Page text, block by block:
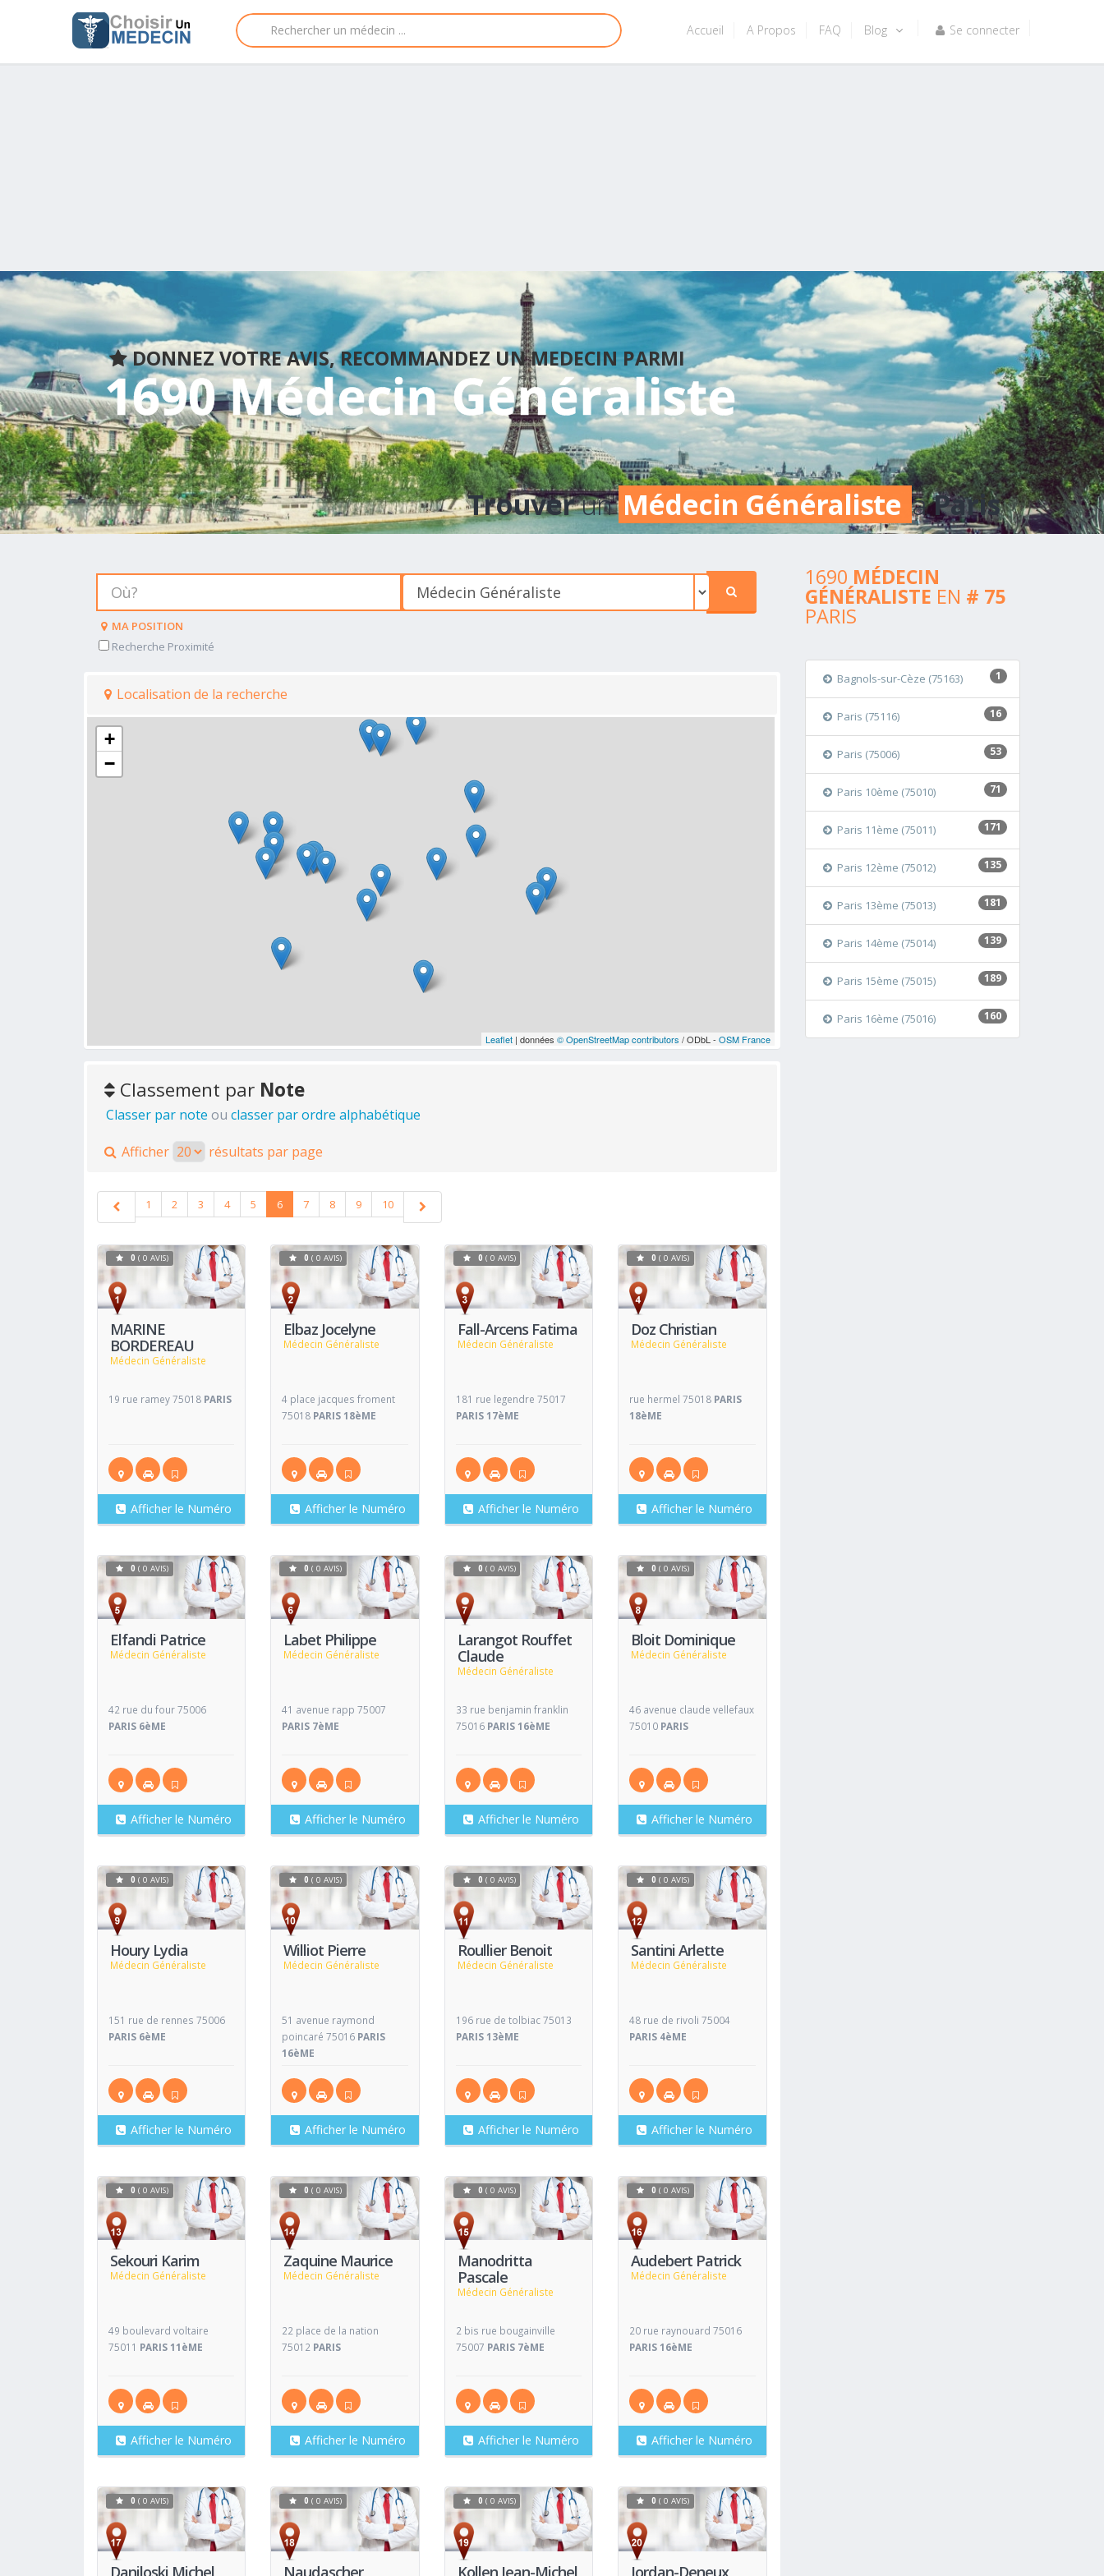
Accueil A Propos FAQ Blog Se connecter
1690 Médecin Généraliste
DONNEZ VOTRE AVIS, RECOMMANDEZ UN MEDECIN PARMI
TrouverunMédecin Généraliste aParis
MA POSITION
Recherche Proximité
Localisation de la recherche
+
−
Leaflet | données© OpenStreetMap contributors / ODbL -OSM France
Classement par Note
Classer par note ou classer par ordre alphabétique
Afficher résultats par page
1 2 3 4 5 6 7 8 9 10
MARINE
BORDEREAU
Médecin Généraliste
Voir
0 ( 0 AVIS)
19 rue ramey 75018 PARIS
Afficher le Numéro
Elbaz Jocelyne
Médecin Généraliste
Voir
Fiche
0( 0 AVIS)
4 place jacques froment
75018 PARIS 18èME
Afficher le Numéro
Fall-Arcens Fatima
Médecin Généraliste
Voir
Fiche
0 ( 0 AVIS)
181 rue legendre 75017
PARIS 17èME
Afficher le Numéro
Doz Christian
Médecin Généraliste
Voir
Fiche
0 ( 0 AVIS)
rue hermel 75018 PARIS
18èME
Afficher le Numéro
Elfandi Patrice
Médecin Généraliste
Voir
0 ( 0 AVIS)
42 rue du four 75006
PARIS 6èME
Afficher le Numéro
Labet Philippe
Médecin Généraliste
Voir
Fiche
0( 0 AVIS)
41 avenue rapp 75007
PARIS 7èME
Afficher le Numéro
Larangot Rouffet
Claude
Médecin Généraliste
Voir
Fiche
0 ( 0 AVIS)
33 rue benjamin franklin
75016 PARIS 16èME
Afficher le Numéro
Bloit Dominique
Médecin Généraliste
Voir
Fiche
0 ( 0 AVIS)
46 avenue claude vellefaux
75010 PARIS
Afficher le Numéro
Houry Lydia
Médecin Généraliste
Voir
0 ( 0 AVIS)
151 rue de rennes 75006
PARIS 6èME
Afficher le Numéro
Williot Pierre
Médecin Généraliste
Voir
Fiche
0( 0 AVIS)
51 avenue raymond
poincaré 75016 PARIS
16èME
Afficher le Numéro
Roullier Benoit
Médecin Généraliste
Voir
Fiche
0 ( 0 AVIS)
196 rue de tolbiac 75013
PARIS 13èME
Afficher le Numéro
Santini Arlette
Médecin Généraliste
Voir
Fiche
0 ( 0 AVIS)
48 rue de rivoli 75004
PARIS 4èME
Afficher le Numéro
Sekouri Karim
Médecin Généraliste
Voir
0 ( 0 AVIS)
49 boulevard voltaire
75011 PARIS 11èME
Afficher le Numéro
Zaquine Maurice
Médecin Généraliste
Voir
Fiche
0( 0 AVIS)
22 place de la nation
75012 PARIS
Afficher le Numéro
Manodritta
Pascale
Médecin Généraliste
Voir
Fiche
0 ( 0 AVIS)
2 bis rue bougainville
75007 PARIS 7èME
Afficher le Numéro
Audebert Patrick
Médecin Généraliste
Voir
Fiche
0 ( 0 AVIS)
20 rue raynouard 75016
PARIS 16èME
Afficher le Numéro
Daniloski Michel
Voir
0 ( 0 AVIS)
Naudascher
Voir
Fiche
0( 0 AVIS)
Kollen Jean-Michel
Voir
Fiche
0 ( 0 AVIS)
Jordan-Deneux
Voir
Fiche
0 ( 0 AVIS)
1690 MÉDECIN
GÉNÉRALISTE EN # 75
PARIS
1
Bagnols-sur-Cèze (75163)
16
Paris (75116)
53
Paris (75006)
71
Paris 10ème (75010)
171
Paris 11ème (75011)
135
Paris 12ème (75012)
181
Paris 13ème (75013)
139
Paris 14ème (75014)
189
Paris 15ème (75015)
160
Paris 16ème (75016)